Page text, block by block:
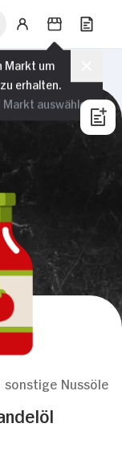
Markt um
erhalten.
Markt auswählen
sonstige Nussöle